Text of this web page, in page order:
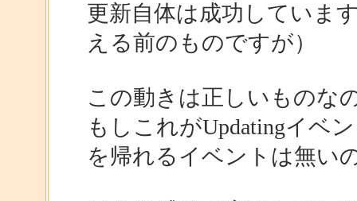
更新自体は成功していま
える前のものですが）
この動きは正しいものな
もしこれがUpdatingイベ
を帰れるイベントは無い